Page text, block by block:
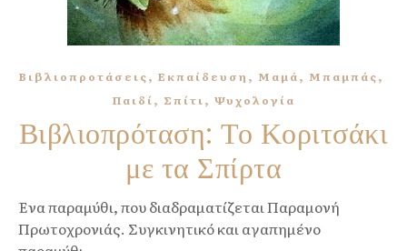
Βιβλιοπροτάσεις, Εκπαίδευση , Μαμά, Μπαμπάς,
Παιδί, Σπίτι, Ψυχολογία
Βιβλιοπρόταση: Το Κοριτσάκι
με τα Σπίρτα
Ένα παραμύθι, που διαδραματίζεται Παραμονή
Πρωτοχρονιάς. Συγκινητικό και αγαπημένο